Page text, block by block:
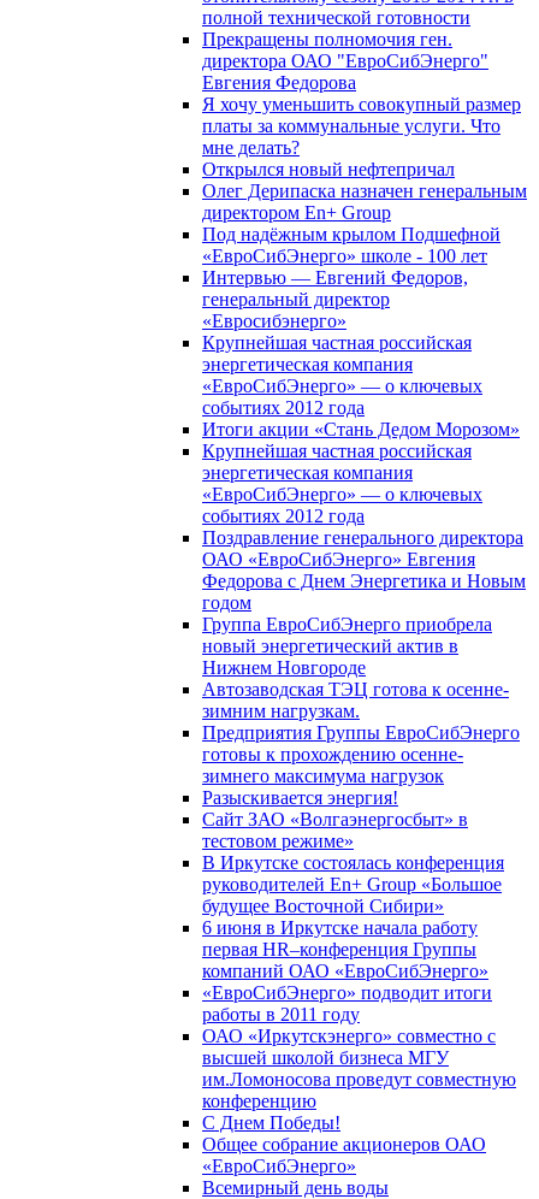
полной технической готовности
Прекращены полномочия ген.
директора ОАО "ЕвроСибЭнерго"
Евгения Федорова
Я хочу уменьшить совокупный размер
платы за коммунальные услуги. Что
мне делать?
Открылся новый нефтепричал
Олег Дерипаска назначен генеральным
директором En+ Group
Под надёжным крылом Подшефной
«ЕвроСибЭнерго» школе - 100 лет
Интервью — Евгений Федоров,
генеральный директор
«Евросибэнерго»
Крупнейшая частная российская
энергетическая компания
«ЕвроСибЭнерго» — о ключевых
событиях 2012 года
Итоги акции «Стань Дедом Морозом»
Крупнейшая частная российская
энергетическая компания
«ЕвроСибЭнерго» — о ключевых
событиях 2012 года
Поздравление генерального директора
ОАО «ЕвроСибЭнерго» Евгения
Федорова с Днем Энергетика и Новым
годом
Группа ЕвроСибЭнерго приобрела
новый энергетический актив в
Нижнем Новгороде
Автозаводская ТЭЦ готова к осенне-
зимним нагрузкам.
Предприятия Группы ЕвроСибЭнерго
готовы к прохождению осенне-
зимнего максимума нагрузок
Разыскивается энергия!
Сайт ЗАО «Волгаэнергосбыт» в
тестовом режиме»
В Иркутске состоялась конференция
руководителей En+ Group «Большое
будущее Восточной Сибири»
6 июня в Иркутске начала работу
первая HR–конференция Группы
компаний ОАО «ЕвроСибЭнерго»
«ЕвроСибЭнерго» подводит итоги
работы в 2011 году
ОАО «Иркутскэнерго» совместно с
высшей школой бизнеса МГУ
им.Ломоносова проведут совместную
конференцию
С Днем Победы!
Общее собрание акционеров ОАО
«ЕвроСибЭнерго»
Всемирный день воды